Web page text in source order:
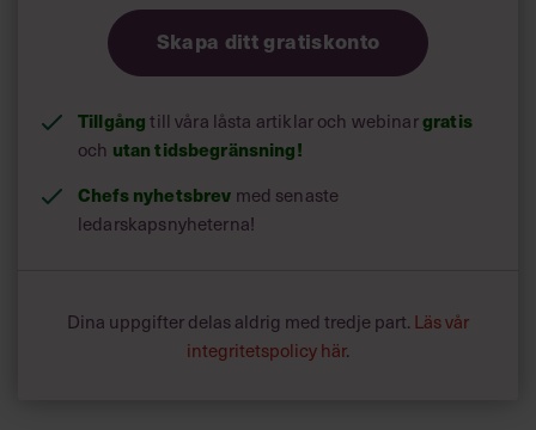
Skapa ditt gratiskonto
Tillgångtill våra låsta artiklar och webinargratis
och utan tidsbegränsning!
Chefs nyhetsbrev med senaste
ledarskapsnyheterna!
Dina uppgifter delas aldrig med tredje part. Läs vår
integritetspolicy här.